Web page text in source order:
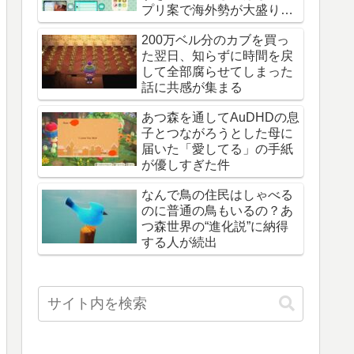
プリ案で海外勢が大盛り上
がり
200万ベル分のカブを買っ
た翌日、知らずに時間を戻
して全部腐らせてしまった
話に共感が集まる
あつ森を通してAuDHDの息
子とつながろうとした母に
届いた「愛してる」の手紙
が優しすぎた件
なんで鳥の住民はしゃべる
のに普通の鳥もいるの？あ
つ森世界の“進化説”に納得
する人が続出